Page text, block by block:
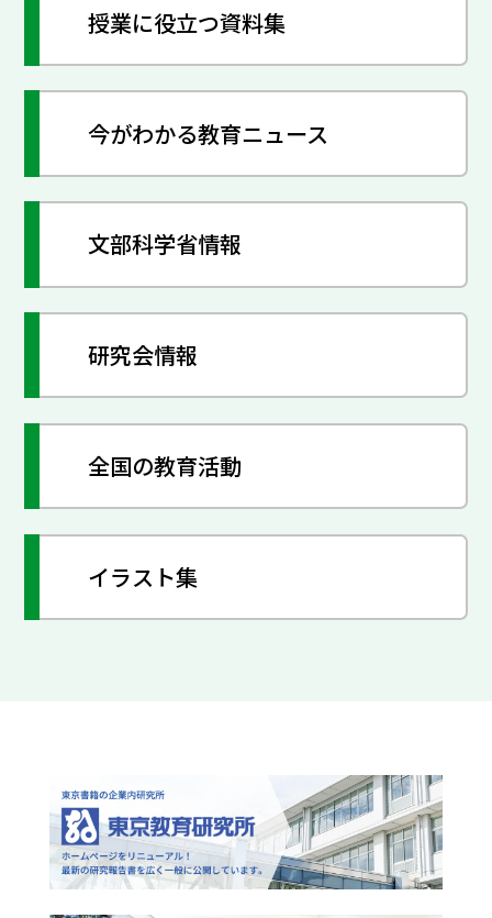
授業に役立つ資料集
今がわかる教育ニュース
文部科学省情報
研究会情報
全国の教育活動
イラスト集